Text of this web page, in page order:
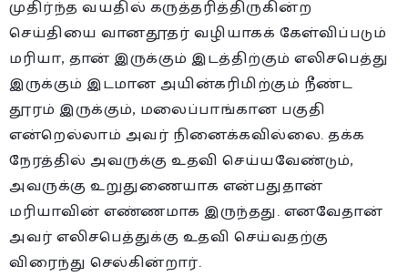
முதிர்ந்த வயதில் கருத்தரித்திருகின்ற
செய்தியை வானதூதர் வழியாகக் கேள்விப்படும்
மரியா, தான் இருக்கும் இடத்திற்கும் எலிசபெத்து
இருக்கும் இடமான அயின்கரிமிற்கும் நீண்ட
தூரம் இருக்கும், மலைப்பாங்கான பகுதி
என்றெல்லாம் அவர் நினைக்கவில்லை. தக்க
நேரத்தில் அவருக்கு உதவி செய்யவேண்டும்,
அவருக்கு உறுதுணையாக என்பதுதான்
மரியாவின் எண்ணமாக இருந்தது. எனவேதான்
அவர் எலிசபெத்துக்கு உதவி செய்வதற்கு
விரைந்து செல்கின்றார்.